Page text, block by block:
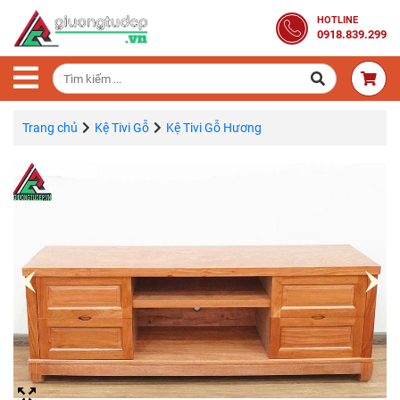
HOTLINE
0918.839.299
Trang
Chủ
Combo
Phòng
Ngủ
Giường
Gỗ
Quần
Áo
Nhiên
Bàn
Trang
Trang chủ Kệ Tivi Gỗ Kệ Tivi Gỗ Hương